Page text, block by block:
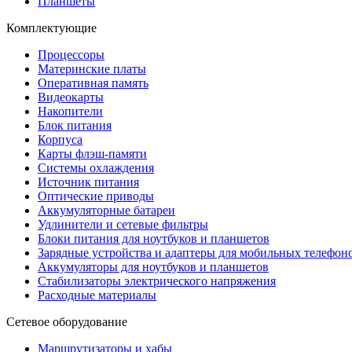
Комплектующие
Процессоры
Материнские платы
Оперативная память
Видеокарты
Накопители
Блок питания
Корпуса
Карты флэш-памяти
Системы охлаждения
Источник питания
Оптические приводы
Аккумуляторные батареи
Удлинители и сетевые фильтры
Блоки питания для ноутбуков и планшетов
Зарядные устройства и адаптеры для мобильных
Аккумуляторы для ноутбуков и планшетов
Стабилизаторы электрического напряжения
Расходные материалы
Сетевое оборудование
Маршрутизаторы и хабы